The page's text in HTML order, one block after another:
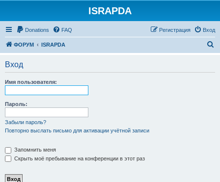
ISRAPDA
Donations FAQ Вход
Регистрация
ФОРУМ ISRAPDA
Вход
Имя пользователя:
Пароль:
Забыли пароль?
Повторно выслать письмо для активации учётной записи
Запомнить меня
Скрыть моё пребывание на конференции в этот раз